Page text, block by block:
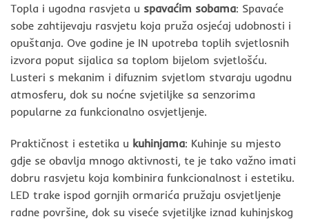
Topla i ugodna rasvjeta u spavaćim sobama: Spavaće
sobe zahtijevaju rasvjetu koja pruža osjećaj udobnosti i
opuštanja. Ove godine je IN upotreba toplih svjetlosnih
izvora poput sijalica sa toplom bijelom svjetlošću.
Lusteri s mekanim i difuznim svjetlom stvaraju ugodnu
atmosferu, dok su noćne svjetiljke sa senzorima
popularne za funkcionalno osvjetljenje.
Praktičnost i estetika u kuhinjama: Kuhinje su mjesto
gdje se obavlja mnogo aktivnosti, te je tako važno imati
dobru rasvjetu koja kombinira funkcionalnost i estetiku.
LED trake ispod gornjih ormarića pružaju osvjetljenje
radne površine, dok su viseće svjetiljke iznad kuhinjskog